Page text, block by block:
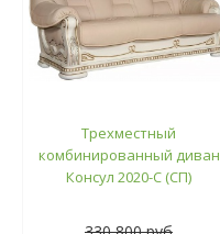
Трехместный
комбинированный диван
Консул 2020-С (СП)